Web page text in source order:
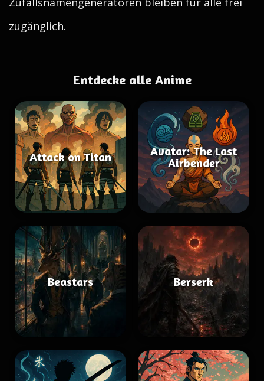
zugänglich.
Entdecke alle Anime
Attack on Titan
Avatar: The Last
Airbender
Beastars Berserk